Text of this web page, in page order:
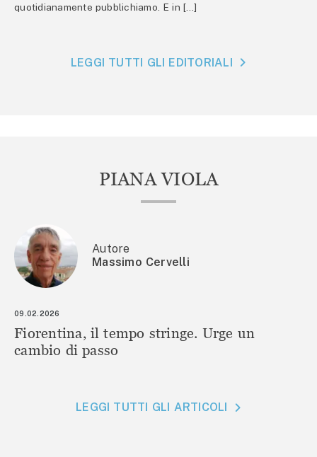
quotidianamente pubblichiamo. E in […]
LEGGI TUTTI GLI EDITORIALI
PIANA VIOLA
Autore
Massimo Cervelli
09.02.2026
Fiorentina, il tempo stringe. Urge un
cambio di passo
LEGGI TUTTI GLI ARTICOLI